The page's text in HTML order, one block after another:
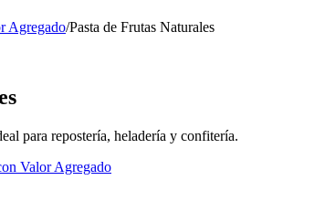
Agregado/Pasta de Frutas Naturales
para repostería, heladería y confitería.
Valor Agregado